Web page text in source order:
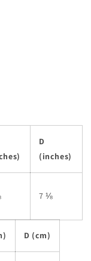
D
(inches)
7 ⅛
D (cm)